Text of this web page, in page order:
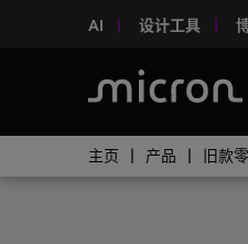
AI 设计工具
主页 产品 旧款